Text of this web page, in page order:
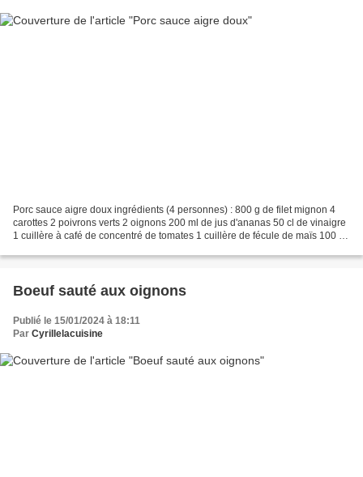
Porc sauce aigre doux ingrédients (4 personnes) : 800 g de filet mignon 4
carottes 2 poivrons verts 2 oignons 200 ml de jus d'ananas 50 cl de vinaigre
1 cuillère à café de concentré de tomates 1 cuillère de fécule de maïs 100 gr
Boeuf sauté aux oignons
Publié le 15/01/2024 à 18:11
Par Cyrillelacuisine